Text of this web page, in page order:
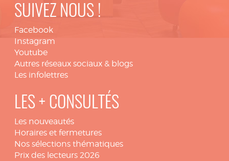
SUIVEZ NOUS !
Facebook
Instagram
Youtube
Autres réseaux sociaux & blogs
Les infolettres
LES + CONSULTÉS
Les nouveautés
Horaires et fermetures
Nos sélections thématiques
Prix des lecteurs 2026